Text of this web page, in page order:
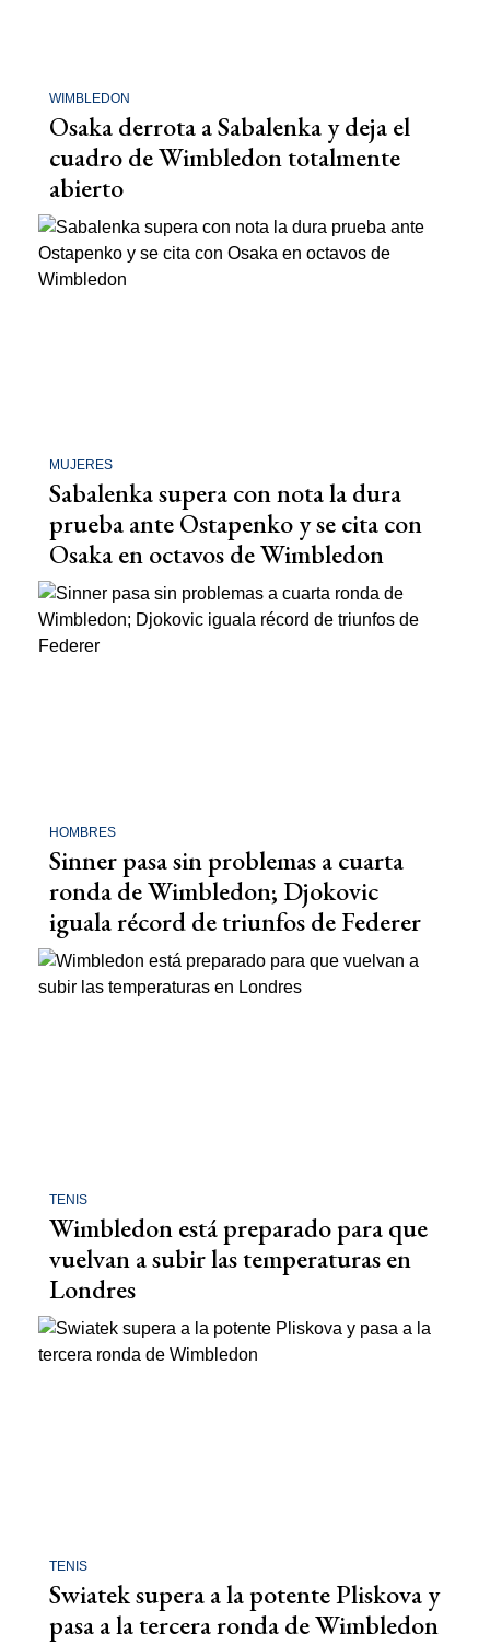
WIMBLEDON
Osaka derrota a Sabalenka y deja el
cuadro de Wimbledon totalmente
abierto
MUJERES
Sabalenka supera con nota la dura
prueba ante Ostapenko y se cita con
Osaka en octavos de Wimbledon
HOMBRES
Sinner pasa sin problemas a cuarta
ronda de Wimbledon; Djokovic
iguala récord de triunfos de Federer
TENIS
Wimbledon está preparado para que
vuelvan a subir las temperaturas en
Londres
TENIS
Swiatek supera a la potente Pliskova y
pasa a la tercera ronda de Wimbledon